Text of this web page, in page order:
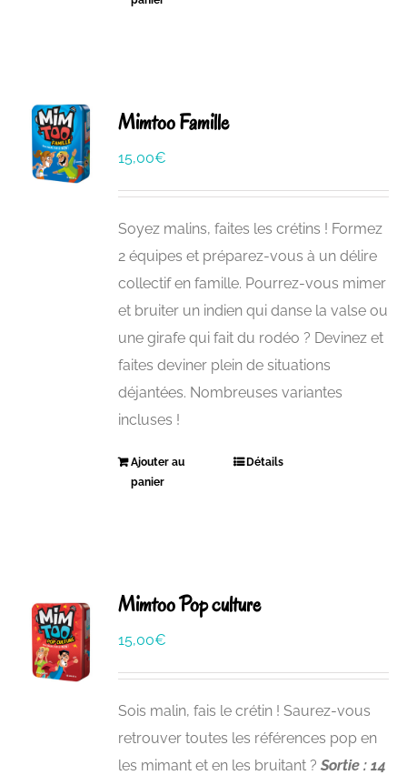
Mimtoo Famille
15,00€
Soyez malins, faites les crétins ! Formez
2 équipes et préparez-vous à un délire
collectif en famille. Pourrez-vous mimer
et bruiter un indien qui danse la valse ou
une girafe qui fait du rodéo ? Devinez et
faites deviner plein de situations
déjantées. Nombreuses variantes
incluses !
Ajouter au
panier
Détails
Mimtoo Pop culture
15,00€
Sois malin, fais le crétin ! Saurez-vous
retrouver toutes les références pop en
les mimant et en les bruitant ?Sortie : 14